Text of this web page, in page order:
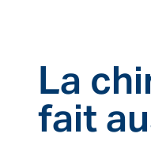
La
fait